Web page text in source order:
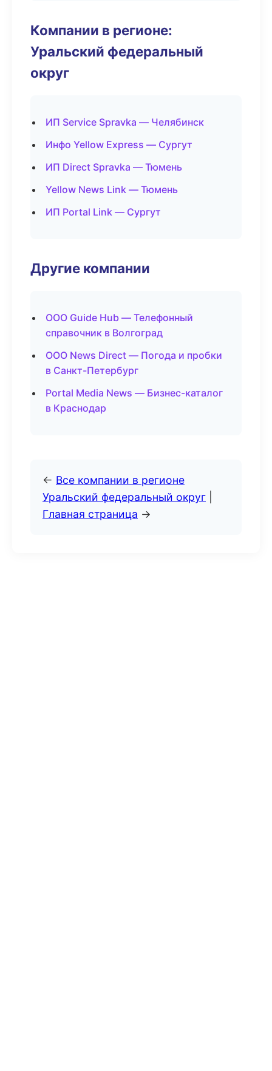
Компании в регионе:
Уральский федеральный
округ
ИП Service Spravka — Челябинск
Инфо Yellow Express — Сургут
ИП Direct Spravka — Тюмень
Yellow News Link — Тюмень
ИП Portal Link — Сургут
Другие компании
ООО Guide Hub — Телефонный
справочник в Волгоград
ООО News Direct — Погода и пробки
в Санкт-Петербург
Portal Media News — Бизнес-каталог
в Краснодар
← Все компании в регионе
Уральский федеральный округ
Главная страница →